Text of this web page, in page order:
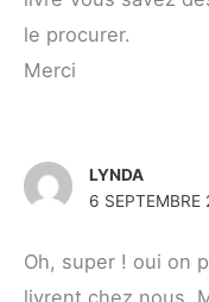
le procurer.
Merci
LYNDA
6
Oh, super ! oui on
livrent chez nous.